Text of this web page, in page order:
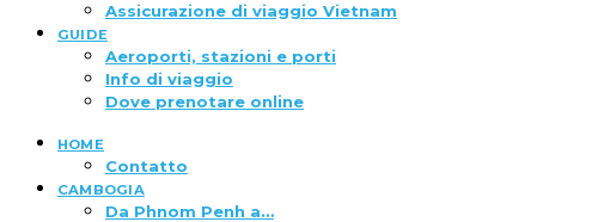
Assicurazione di viaggio Vietnam
GUIDE
Aeroporti, stazioni e porti
Info di viaggio
Dove prenotare online
HOME
Contatto
CAMBOGIA
Da Phnom Penh a…